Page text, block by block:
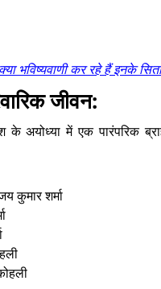
भविष्यवाणी कर रहे हैं इनके
जीवन:
के अयोध्या में एक
कुमार शर्मा